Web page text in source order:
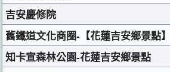
吉安慶修院
舊鐵道文化商圈-【花蓮吉安鄉景點】
知卡宣森林公園-花蓮吉安鄉景點